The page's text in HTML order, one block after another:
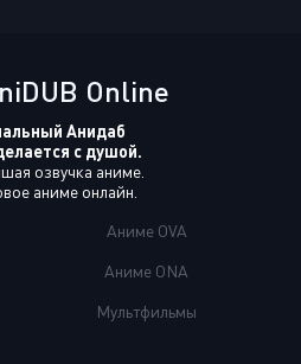
Online
Анидаб
с душой.
озвучка аниме.
аниме онлайн.
Аниме OVA
Аниме ONA
Мультфильмы